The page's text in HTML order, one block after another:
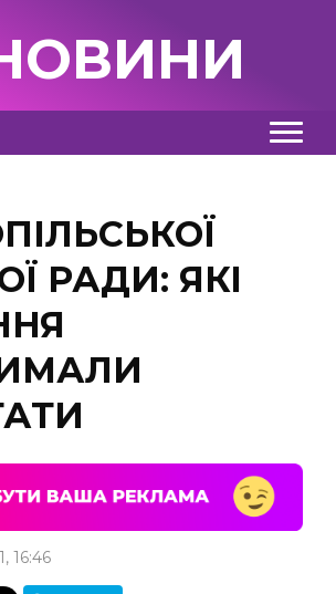
РАДИ: ЯКІ
16:46